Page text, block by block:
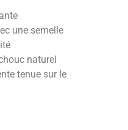
une semelle
naturel
tenue sur le